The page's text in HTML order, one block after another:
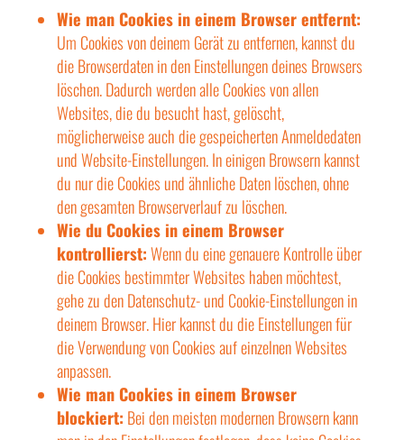
Wie man Cookies in einem Browser entfernt:
Um Cookies von deinem Gerät zu entfernen, kannst du
die Browserdaten in den Einstellungen deines Browsers
löschen. Dadurch werden alle Cookies von allen
Websites, die du besucht hast, gelöscht,
möglicherweise auch die gespeicherten Anmeldedaten
und Website-Einstellungen. In einigen Browsern kannst
du nur die Cookies und ähnliche Daten löschen, ohne
den gesamten Browserverlauf zu löschen.
Wie du Cookies in einem Browser
kontrollierst:Wenn du eine genauere Kontrolle über
die Cookies bestimmter Websites haben möchtest,
gehe zu den Datenschutz- und Cookie-Einstellungen in
deinem Browser. Hier kannst du die Einstellungen für
die Verwendung von Cookies auf einzelnen Websites
anpassen.
Wie man Cookies in einem Browser
blockiert: Bei den meisten modernen Browsern kann